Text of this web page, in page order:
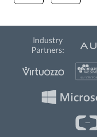
Industry
Partners: